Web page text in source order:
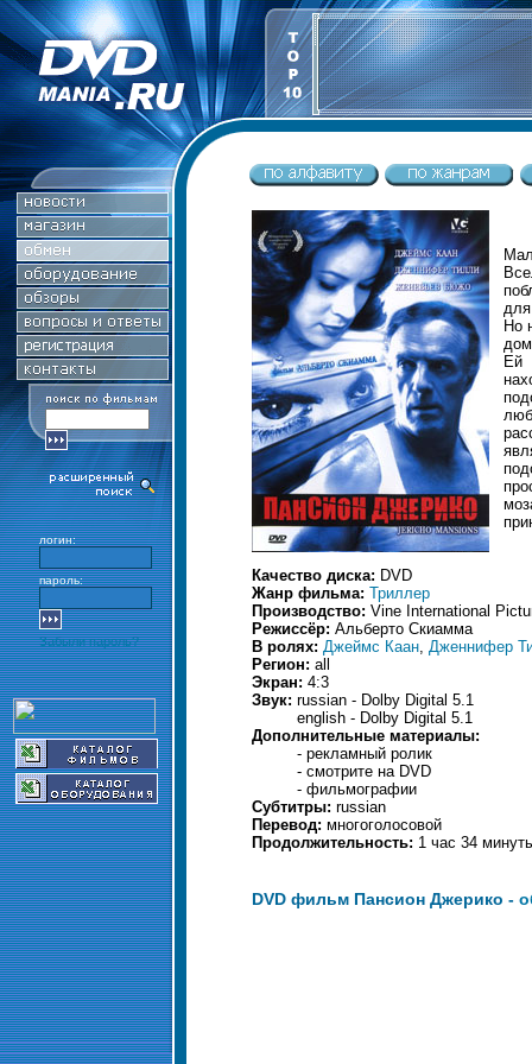
логин:
пароль:
Забыли пароль?
Но
Ей
Качество диска: DVD
Жанр фильма: Триллер
Производство: Vine International
Режиссёр: Альберто Скиамма
В ролях: Джеймс Каан, Дженнифер
Регион: all
Экран: 4:3
Звук: russian - Dolby Digital 5.1
english - Dolby Digital 5.1
Дополнительные материалы:
- рекламный ролик
- смотрите на DVD
- фильмографии
Субтитры: russian
Перевод: многоголосовой
Продолжительность: 1 час 34
DVD фильм Пансион Джерико -